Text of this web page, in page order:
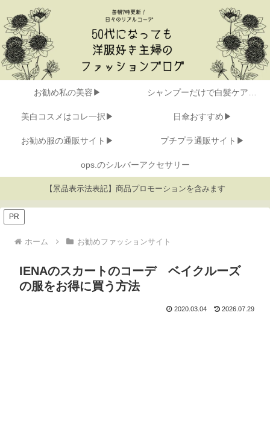
お勧め私の美容▶ シャンプーだけで白髪ケア▶
美白コスメはコレ一択▶ 日傘おすすめ▶
お勧め服の通販サイト▶ プチプラ通販サイト▶
ops.のシルバーアクセサリー
【景品表示法表記】商品プロモーションを含みます
PR
ホーム お勧めファッションサイト
IENAのスカートのコーデ ベイクルーズ
の服をお得に買う方法
2020.03.04 2026.07.29